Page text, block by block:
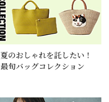
夏のおしゃれを託したい！
最旬バッグコレクション